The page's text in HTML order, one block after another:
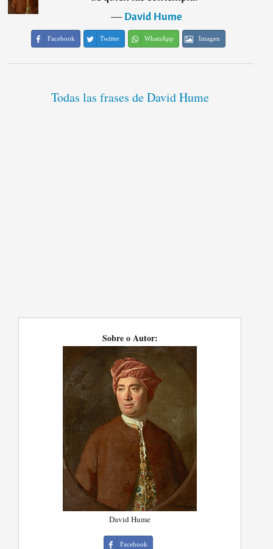
―David Hume
Facebook Twitter WhatsApp Imagen
Todas las frases de David Hume
Sobre o Autor:
David Hume
Facebook